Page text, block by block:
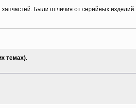
Были отличия от серийных изделий.
темах).